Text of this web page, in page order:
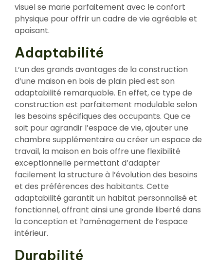
visuel se marie parfaitement avec le confort
physique pour offrir un cadre de vie agréable et
apaisant.
Adaptabilité
L’un des grands avantages de la construction
d’une maison en bois de plain pied est son
adaptabilité remarquable. En effet, ce type de
construction est parfaitement modulable selon
les besoins spécifiques des occupants. Que ce
soit pour agrandir l’espace de vie, ajouter une
chambre supplémentaire ou créer un espace de
travail, la maison en bois offre une flexibilité
exceptionnelle permettant d’adapter
facilement la structure à l’évolution des besoins
et des préférences des habitants. Cette
adaptabilité garantit un habitat personnalisé et
fonctionnel, offrant ainsi une grande liberté dans
la conception et l’aménagement de l’espace
intérieur.
Durabilité